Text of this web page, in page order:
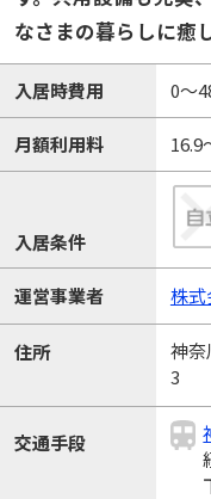
なさまの暮らしに癒
入居時費用 0～
月額利用料 16.9
入居条件
運営事業者 株式
住所
神奈
3
交通手段